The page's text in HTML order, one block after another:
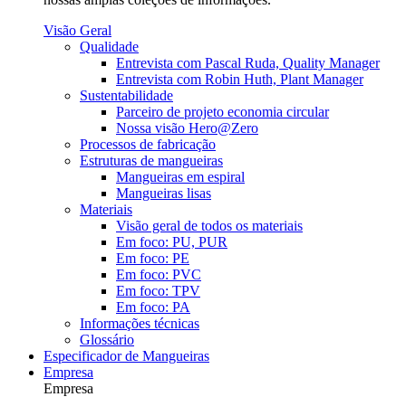
Visão Geral
Qualidade
Entrevista com Pascal Ruda, Quality Manager
Entrevista com Robin Huth, Plant Manager
Sustentabilidade
Parceiro de projeto economia circular
Nossa visão Hero@Zero
Processos de fabricação
Estruturas de mangueiras
Mangueiras em espiral
Mangueiras lisas
Materiais
Visão geral de todos os materiais
Em foco: PU, PUR
Em foco: PE
Em foco: PVC
Em foco: TPV
Em foco: PA
Informações técnicas
Glossário
Especificador de Mangueiras
Empresa
Empresa